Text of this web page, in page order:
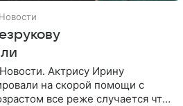
Актрису Ирину
на скорой помощи с
все реже случается что-